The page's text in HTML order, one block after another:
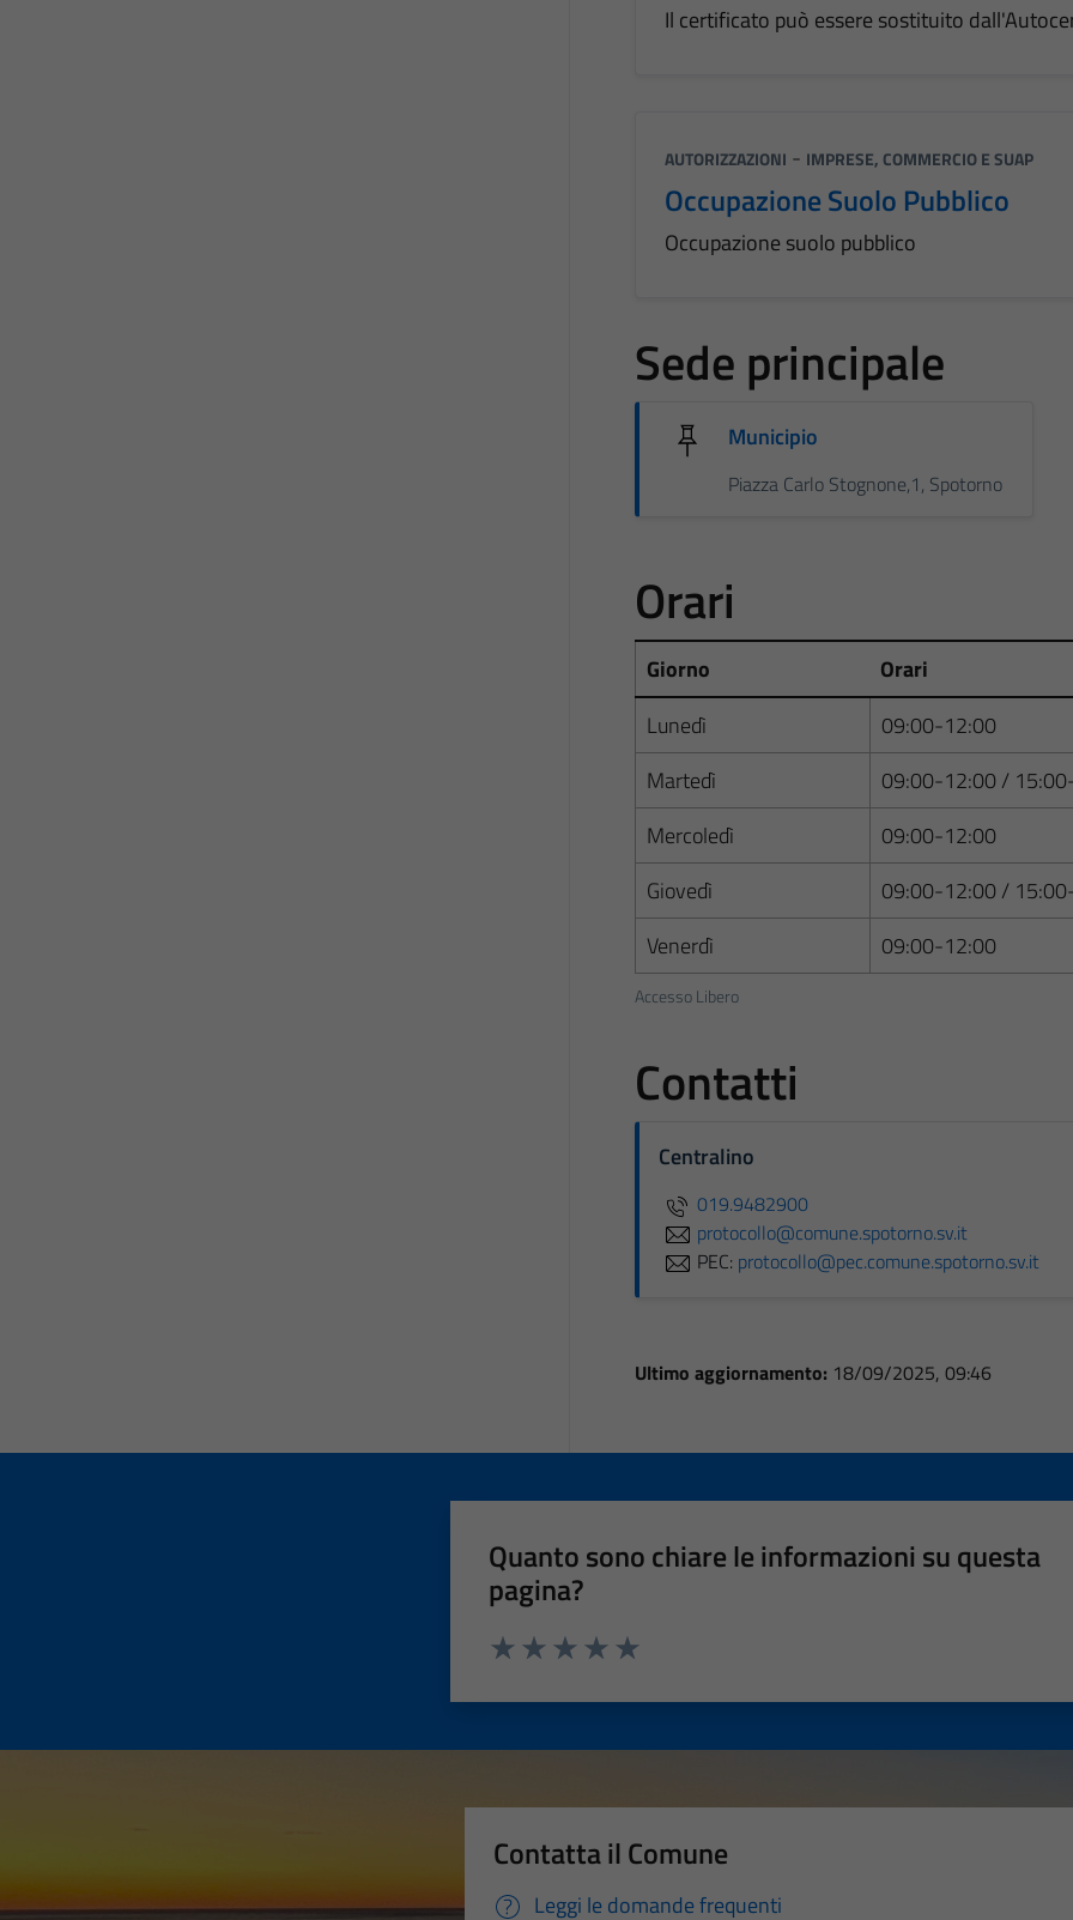
Il certificato può essere sostituito
AUTORIZZAZIONI - IMPRESE, COMMERCIO E SUAP
Occupazione Suolo Pubblico
Occupazione suolo pubblico
Sede principale
Municipio
Piazza Carlo Stognone,1, Spotorno
Orari
Accesso Libero
Giorno
Orari
Lunedì
09:00-12:00
Martedì
09:00-12:00 /
Mercoledì
09:00-12:00
Giovedì
09:00-12:00 /
Venerdì
09:00-12:00
Contatti
Centralino
019.9482900
protocollo@comune.spotorno.sv.it
PEC: protocollo@pec.comune.spotorno.sv.it
Ultimo aggiornamento: 18/09/2025, 09:46
Quanto sono chiare le informazioni su questa
pagina?
Contatta il Comune
Leggi le domande frequenti